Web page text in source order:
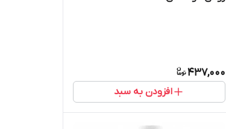
437,000
افزودن به سبد